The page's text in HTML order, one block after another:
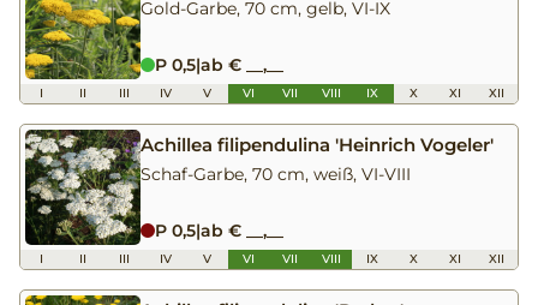
Gold-Garbe, 70 cm, gelb, VI-IX
P 0,5|ab € __,__
I II III IV V VI VII VIII IX X XI XII
Achillea filipendulina 'Heinrich Vogeler'
Schaf-Garbe, 70 cm, weiß, VI-VIII
P 0,5|ab € __,__
I II III IV V VI VII VIII IX X XI XII